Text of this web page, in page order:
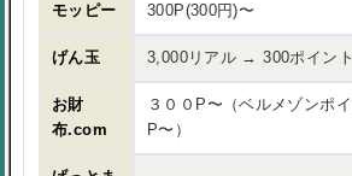
モッピー 300P(300円)〜
げん玉 3,000リアル → 300ポイント
お財
布.com
３００P〜（ベルメゾンポ
P〜）